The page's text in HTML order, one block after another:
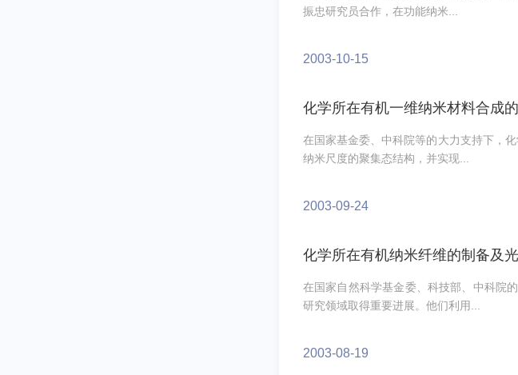
振忠研究员合作，在功能纳米...
2003-10-15
化学所在有机一维纳米材料合成
在国家基金委、中科院等的大力支持下，
纳米尺度的聚集态结构，并实现...
2003-09-24
化学所在有机纳米纤维的制备及
在国家自然科学基金委、科技部、中科院
研究领域取得重要进展。他们利用...
2003-08-19